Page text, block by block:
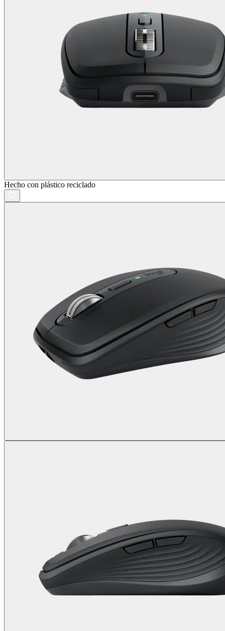
Hecho con plástico reciclado